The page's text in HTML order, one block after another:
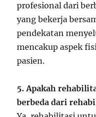
profesional dari
yang bekerja
pendekatan
mencakup aspek
pasien.
5. Apakah
berbeda dari